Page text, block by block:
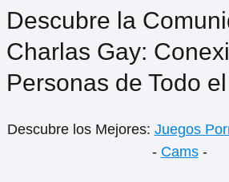
Descubre la
Charlas Gay:
Personas de Todo
Descubre los Mejores: Juegos
- Cams-